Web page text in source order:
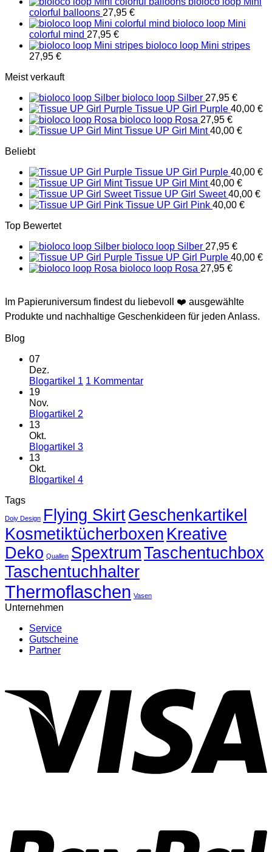
colorful balloons 27,95 €
bioloco loop Mini
colorful mind 27,95 €
bioloco loop Mini stripes
27,95 €
Meist verkauft
bioloco loop Silber 27,95 €
Tissue UP Girl Purple 40,00 €
bioloco loop Rosa 27,95 €
Tissue UP Girl Mint 40,00 €
Beliebt
Tissue UP Girl Purple 40,00 €
Tissue UP Girl Mint 40,00 €
Tissue UP Girl Sweet 40,00 €
Tissue UP Girl Pink 40,00 €
Top Bewertet
bioloco loop Silber 27,95 €
Tissue UP Girl Purple 40,00 €
bioloco loop Rosa 27,95 €
Im Papieruniversum findest du liebevoll ❤️ ausgewählte
Produkte und nachhaltige Geschenkideen für jeden Anlass.
Blog
07
Dez.
Blogartikel 1 1 Kommentarzu
19
Nov.
Blogartikel 2
Blogartikel
13
Okt.
Blogartikel 3Keine
Blogartikel
13
Okt.
Blogartikel 4Keine
Blogartikel
4
Tags
Doiy Design Flying SkirtGeschenkartikel
Kosmetiktücherboxen Kreative
Deko Quallen SpextrumTaschentuchbox
Taschentuchhalter
Thermoflaschen Vasen
Unternehmen
Service
Gutscheine
Partner